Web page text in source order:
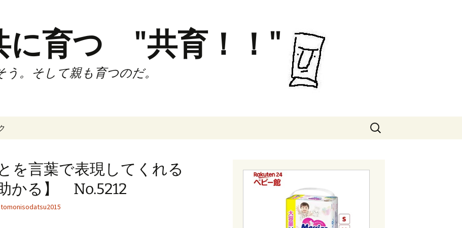
に育つ "共育！！"
。そして親も育つのだ。
サブスリーnote
でサブスリー
検
索:
を言葉で表現してくれる
かる】 No.5212
tomonisodatsu2015